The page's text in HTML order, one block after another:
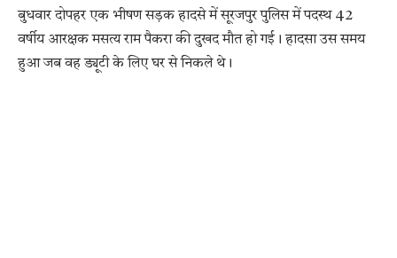
बुधवार दोपहर एक भीषण सड़क हादसे में सूरजपुर पुलिस में पदस्थ 42
वर्षीय आरक्षक मसत्य राम पैकरा की दुखद मौत हो गई। हादसा उस समय
हुआ जब वह ड्यूटी के लिए घर से निकले थे।